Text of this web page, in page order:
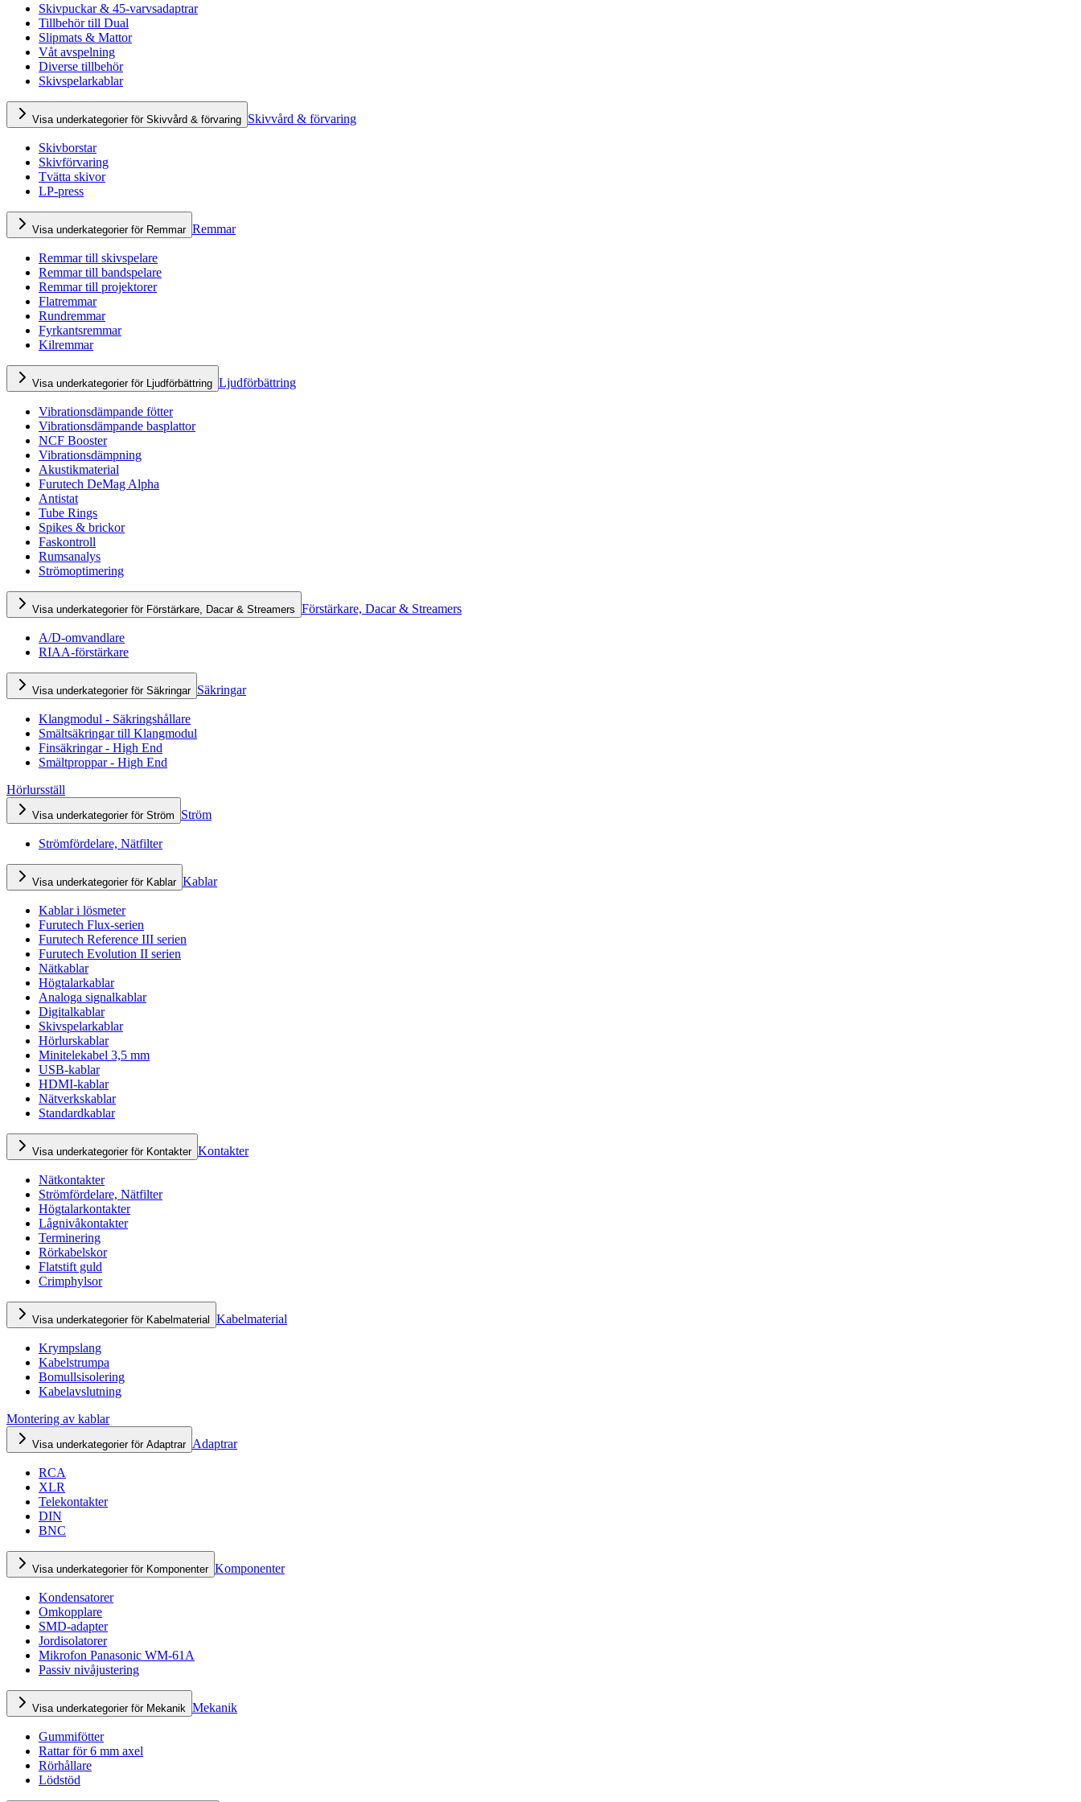
Skivpuckar & 45-varvsadaptrar
Tillbehör till Dual
Slipmats & Mattor
Våt avspelning
Diverse tillbehör
Skivspelarkablar
Visa underkategorier för Skivvård & förvaring Skivvård & förvaring
Skivborstar
Skivförvaring
Tvätta skivor
LP-press
Visa underkategorier för Remmar Remmar
Remmar till skivspelare
Remmar till bandspelare
Remmar till projektorer
Flatremmar
Rundremmar
Fyrkantsremmar
Kilremmar
Visa underkategorier för Ljudförbättring Ljudförbättring
Vibrationsdämpande fötter
Vibrationsdämpande basplattor
NCF Booster
Vibrationsdämpning
Akustikmaterial
Furutech DeMag Alpha
Antistat
Tube Rings
Spikes & brickor
Faskontroll
Rumsanalys
Strömoptimering
Visa underkategorier för Förstärkare, Dacar & Streamers Förstärkare, Dacar & Streamers
A/D-omvandlare
RIAA-förstärkare
Visa underkategorier för Säkringar Säkringar
Klangmodul - Säkringshållare
Smältsäkringar till Klangmodul
Finsäkringar - High End
Smältproppar - High End
Hörlursställ
Visa underkategorier för Ström Ström
Strömfördelare, Nätfilter
Visa underkategorier för Kablar Kablar
Kablar i lösmeter
Furutech Flux-serien
Furutech Reference III serien
Furutech Evolution II serien
Nätkablar
Högtalarkablar
Analoga signalkablar
Digitalkablar
Skivspelarkablar
Hörlurskablar
Minitelekabel 3,5 mm
USB-kablar
HDMI-kablar
Nätverkskablar
Standardkablar
Visa underkategorier för Kontakter Kontakter
Nätkontakter
Strömfördelare, Nätfilter
Högtalarkontakter
Lågnivåkontakter
Terminering
Rörkabelskor
Flatstift guld
Crimphylsor
Visa underkategorier för Kabelmaterial Kabelmaterial
Krympslang
Kabelstrumpa
Bomullsisolering
Kabelavslutning
Montering av kablar
Visa underkategorier för Adaptrar Adaptrar
RCA
XLR
Telekontakter
DIN
BNC
Visa underkategorier för Komponenter Komponenter
Kondensatorer
Omkopplare
SMD-adapter
Jordisolatorer
Mikrofon Panasonic WM-61A
Passiv nivåjustering
Visa underkategorier för Mekanik Mekanik
Gummifötter
Rattar för 6 mm axel
Rörhållare
Lödstöd